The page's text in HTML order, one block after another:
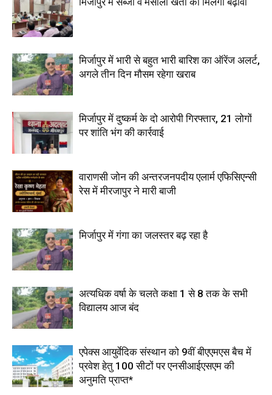
मिर्जापुर में भारी से बहुत भारी बारिश का ऑरेंज अलर्ट,
अगले तीन दिन मौसम रहेगा खराब
मिर्जापुर में दुष्कर्म के दो आरोपी गिरफ्तार, 21 लोगों
पर शांति भंग की कार्रवाई
वाराणसी जोन की अन्तरजनपदीय एलार्म एफिसिएन्सी
रेस में मीरजापुर ने मारी बाजी
मिर्जापुर में गंगा का जलस्तर बढ़ रहा है
अत्यधिक वर्षा के चलते कक्षा 1 से 8 तक के सभी
विद्यालय आज बंद
एपेक्स आयुर्वेदिक संस्थान को 9वीं बीएएमएस बैच में
प्रवेश हेतु 100 सीटों पर एनसीआईएसएम की
अनुमति प्राप्त*